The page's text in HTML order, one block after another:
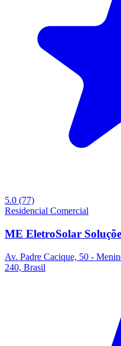
5.0 (77)
Residencial Comercial
ME EletroSolar
Av. Padre Cacique, 50 -
240, Brasil